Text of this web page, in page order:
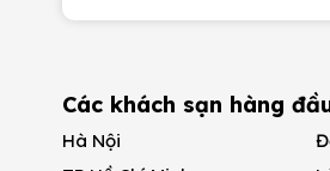
Các khách sạn hàng
Hà Nội